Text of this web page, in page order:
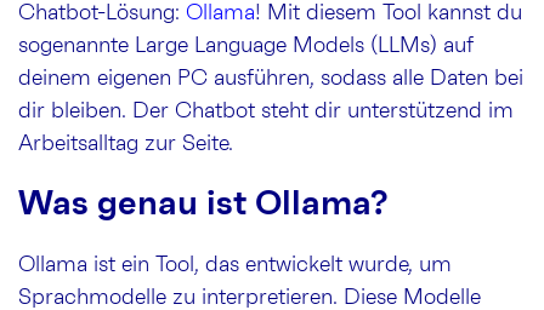
Chatbot-Lösung: Ollama! Mit diesem Tool kannst du
sogenannte Large Language Models (LLMs) auf
deinem eigenen PC ausführen, sodass alle Daten bei
dir bleiben. Der Chatbot steht dir unterstützend im
Arbeitsalltag zur Seite.
Was genau ist Ollama?
Ollama ist ein Tool, das entwickelt wurde, um
Sprachmodelle zu interpretieren. Diese Modelle